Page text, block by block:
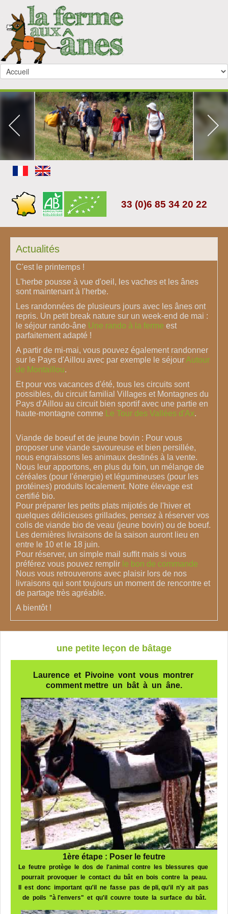
33 (0)6 85 34 20 22
Actualités
C'est le printemps !
L'herbe pousse à vue d'oeil, les vaches et les ânes
sont maintenant à l'herbe.
Les randonnées de plusieurs jours avec les ânes ont
repris. Un petit break nature sur un week-end de mai :
le séjour rando-âne Une rando à la ferme est
parfaitement adapté !
A partir de mi-mai, vous pouvez également randonner
sur le Pays d'Aillou avec par exemple le séjour Autour
de Montaillou.
Et pour vos vacances d'été, tous les circuits sont
possibles, du circuit familial Villages et Montagnes du
Pays d'Aillou au circuit bien sportif avec une partie en
haute-montagne comme
Le Tour des Vallées d'Ax.
Viande de boeuf et de jeune bovin : Pour vous
proposer une viande savoureuse et bien persillée,
nous engraissons les animaux destinés à la vente.
Nous leur apportons, en plus du foin, un mélange de
céréales (pour l'énergie) et légumineuses (pour les
protéines) produits localement. Notre élevage est
certifié bio.
Pour préparer les petits plats mijotés de l'hiver et
quelques délicieuses grillades, pensez à réserver vos
colis de viande bio de veau (jeune bovin) ou de boeuf.
Les dernières livraisons de la saison auront lieu en
entre le 10 et le 18 juin.
Pour réserver, un simple mail suffit mais si vous
préférez vous pouvez remplir le bon de commande
Nous vous retrouverons avec plaisir lors de nos
livraisons qui sont toujours un moment de rencontre et
de partage très agréable.
A bientôt !
une petite leçon de bâtage
Laurence et Pivoine vont vous montrer
comment mettre un bât à un âne.
1ère étape : Poser le feutre
Le feutre protège le dos de l'animal contre les blessures que
pourrait provoquer le contact du bât en bois contre la peau.
Il est donc important qu'il ne fasse pas de pli, qu'il n'y ait pas
de poils "à l'envers" et qu'il couvre toute la surface du bât.